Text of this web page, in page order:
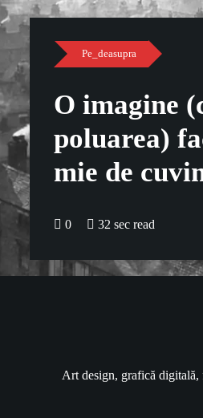
Pe_deasupra
O imagine
poluarea)
mie de
0 32 sec read
Art design, grafică